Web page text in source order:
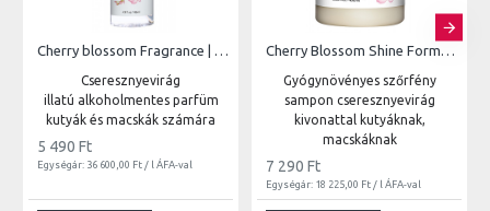
Cherry blossom Fragrance | 150ml
Cseresznyevirág
illatú alkoholmentes parfüm
kutyák és macskák számára
5 490 Ft
Egységár: 36 600,00 Ft / l ÁFA-val
Cherry Blossom Shine Formula | 400ml
Gyógynövényes szőrfény
sampon cseresznyevirág
kivonattal kutyáknak,
macskáknak
7 290 Ft
Egységár: 18 225,00 Ft / l ÁFA-val